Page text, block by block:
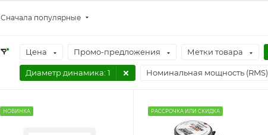
Сначала популярные
Цена Промо-предложения Метки товара
Диаметр динамика: 1 Номинальная мощность (RMS)
НОВИНКА РАССРОЧКА ИЛИ СКИДКА